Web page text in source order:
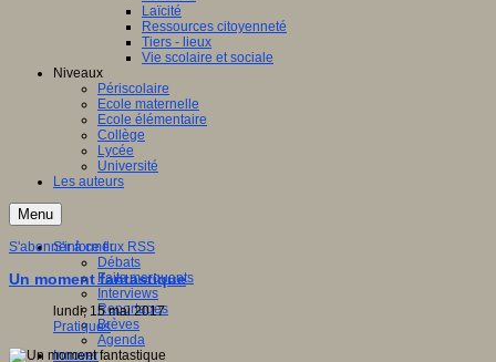
Laïcité
Ressources citoyenneté
Tiers - lieux
Vie scolaire et sociale
Niveaux
Périscolaire
Ecole maternelle
Ecole élémentaire
Collège
Lycée
Université
Les auteurs
Menu
S'informer
Débats
Faits marquants
Interviews
Reportages
Brèves
Agenda
Innover
S'abonner à ce flux RSS
Un moment fantastique
lundi, 15 mai 2017
Pratiques